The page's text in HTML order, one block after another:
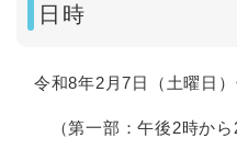
日時
令和8年2月7日（土曜日
（第一部：午後2時から2